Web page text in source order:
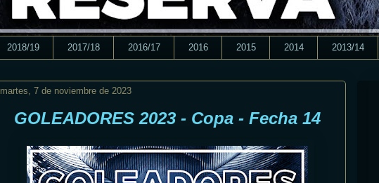
2018/19 2017/18 2016/17 2016 2015 2014 2013/14
martes, 7 de noviembre de 2023
GOLEADORES 2023 - Copa - Fecha 14